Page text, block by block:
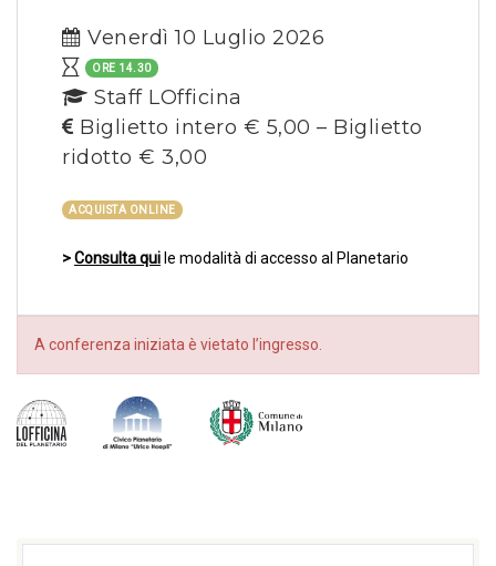
Venerdì 10 Luglio 2026
ORE 14.30
Staff LOfficina
Biglietto intero € 5,00 – Biglietto
ridotto € 3,00
ACQUISTA ONLINE
>Consulta qui le modalità di accesso al Planetario
A conferenza iniziata è vietato l’ingresso.